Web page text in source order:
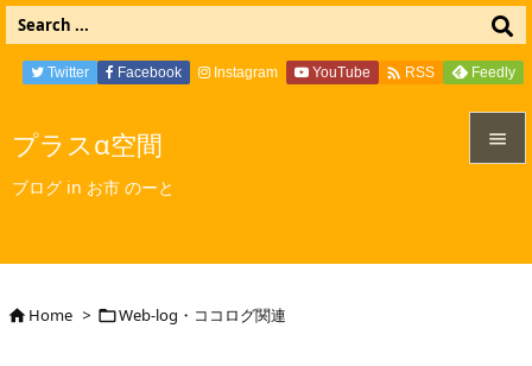
プラスα空間
ブログ in お市 のーと

Twitter Facebook Instagram YouTube  RSS Feedly
Home > Web-log・ココログ関連